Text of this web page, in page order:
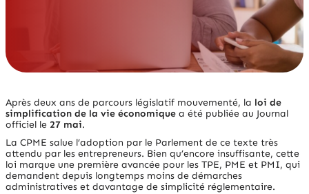
Après deux ans de parcours législatif mouvementé, la loi de
simplification de la vie économique a été publiée au Journal
officiel le 27 mai.
La CPME salue l’adoption par le Parlement de ce texte très
attendu par les entrepreneurs. Bien qu’encore insuffisante, cette
loi marque une première avancée pour les TPE, PME et PMI, qui
demandent depuis longtemps moins de démarches
administratives et davantage de simplicité réglementaire.